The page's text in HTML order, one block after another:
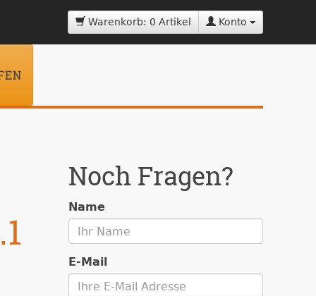
Warenkorb: 0 Artikel Konto
Noch Fragen?
Name
E-Mail